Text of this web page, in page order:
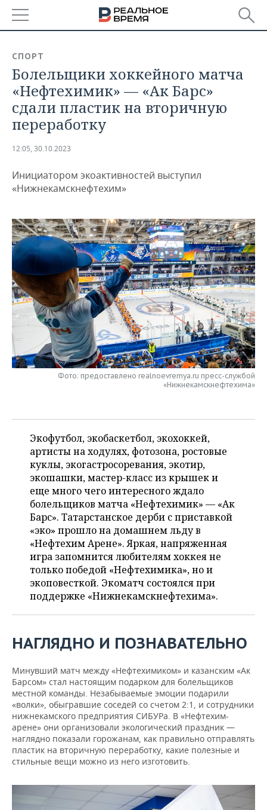
БАШКОРТОСТАН
ТАТАРСТАН
УДМУРТИЯ
НОВОСТИ
АНАЛИТИКА
НОВОСТИ АНАЛИТИКИ
ДЕКЛАРАЦИИ О ДОХОДАХ
КОРОЛИ ГОСЗАКАЗА ПФО
КОМУ ПРИНАДЛЕЖАТ
ТОРГОВЫЕ ЦЕНТРЫ
ТАТАРСТАНА
ЭКОНОМИКА
НОВОСТИ ЭКОНОМИКИ
ФИНАНСЫ
БЮДЖЕТ
ИНВЕСТИЦИИ
ПРОМЫШЛЕННОСТЬ
НОВОСТИ
ПРОМЫШЛЕННОСТИ
АГРОПРОМ
МАШИНОСТРОЕНИЕ
НЕФТЕХИМИЯ
НЕФТЬ
ОПК
ЭНЕРГЕТИКА
НЕДВИЖИМОСТЬ
НОВОСТИ АВТО
БИЗНЕС
НОВОСТИ БИЗНЕСА
РОЗНИЧНАЯ ТОРГОВЛЯ
ТРАНСПОРТ
УСЛУГИ
ТЕХНОЛОГИИ
НОВОСТИ ТЕХНОЛОГИЙ
IT
МЕДИА
ТЕЛЕКОММУНИКАЦИИ
МЕРОПРИЯТИЯ
НОВОСТИ МЕРОПРИЯТИЙ
ВЫЕЗДНАЯ РЕДАКЦИЯ
БИЗНЕС-БРАНЧИ
СПОРТ
НОВОСТИ СПОРТА
ВОЛЕЙБОЛ
КИБЕРСПОРТ
ФИГУРНОЕ КАТАНИЕ
ВОДНЫЕ ВИДЫ СПОРТА
ХОККЕЙ С МЯЧОМ
ОБЩЕСТВО
НОВОСТИ ОБЩЕСТВА
ИСТОРИЯ
КУЛЬТУРА
МЕДИЦИНА
ОБРАЗОВАНИЕ
ПРОИСШЕСТВИЯ
ФОТОГАЛЕРЕЯ
СПИСОК ПЕРСОН
СПИСОК КОМПАНИЙ
ПОЛНАЯ ВЕРСИЯ
СПОРТ
Болельщики хоккейного матча
«Нефтехимик» — «Ак Барс»
сдали пластик на вторичную
переработку
12:05, 30.10.2023
Инициатором экоактивностей выступил
«Нижнекамскнефтехим»
Фото: предоставлено realnoevremya.ru пресс-службой
«Нижнекамскнефтехима»
Экофутбол, экобаскетбол, экохоккей,
артисты на ходулях, фотозона, ростовые
куклы, экогастросоревания, экотир,
экошашки, мастер-класс из крышек и
еще много чего интересного ждало
болельщиков матча «Нефтехимик» — «Ак
Барс». Татарстанское дерби с приставкой
«эко» прошло на домашнем льду в
«Нефтехим Арене». Яркая, напряженная
игра запомнится любителям хоккея не
только победой «Нефтехимика», но и
экоповесткой. Экоматч состоялся при
поддержке «Нижнекамскнефтехима».
НАГЛЯДНО И ПОЗНАВАТЕЛЬНО
Минувший матч между «Нефтехимиком» и казанским «Ак
Барсом» стал настоящим подарком для болельщиков
местной команды. Незабываемые эмоции подарили
«волки», обыгравшие соседей со счетом 2:1, и сотрудники
нижнекамского предприятия СИБУРа. В «Нефтехим-
арене» они организовали экологический праздник —
наглядно показали горожанам, как правильно отправлять
пластик на вторичную переработку, какие полезные и
стильные вещи можно из него изготовить.